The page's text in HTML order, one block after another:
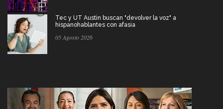
Tec y UT Austin buscan "devolver la voz" a
hispanohablantes con afasia
05 Agosto 2026